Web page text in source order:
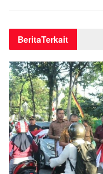
BeritaTerkait